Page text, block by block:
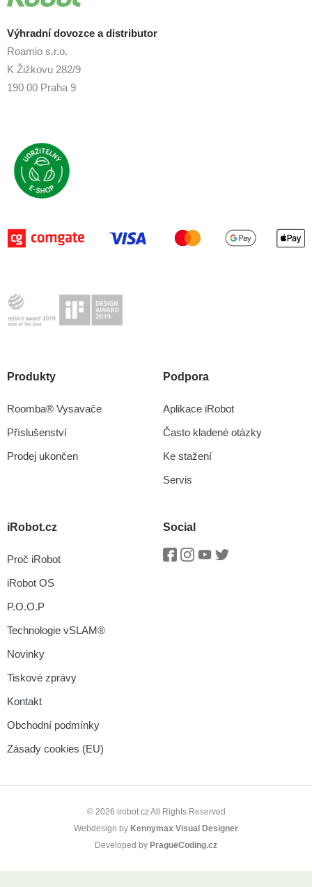
Výhradní dovozce a distributor
Roamio s.r.o.
K Žižkovu 282/9
190 00 Praha 9
Produkty
Roomba® Vysavače
Příslušenství
Prodej ukončen
Podpora
Aplikace iRobot
Často kladené otázky
Ke stažení
Servis
iRobot.cz
Proč iRobot
iRobot OS
P.O.O.P
Technologie vSLAM®
Novinky
Tiskové zprávy
Kontakt
Obchodní podmínky
Zásady cookies (EU)
Social
Facebook
Instagram
Youtube
© 2026 irobot.cz All Rights Reserved
Webdesign by Kennymax Visual Designer
Developed by PragueCoding.cz